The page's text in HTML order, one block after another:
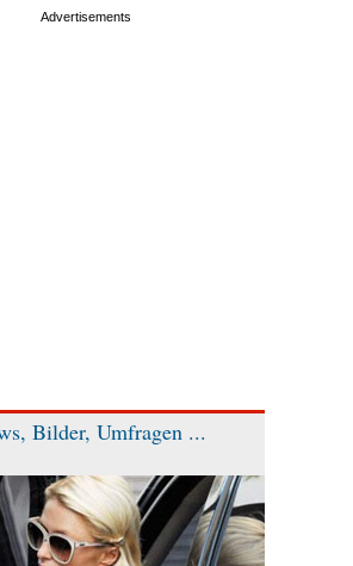
Bilder, Umfragen ...